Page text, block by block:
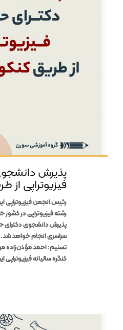
پذیرش
فیزیوتراپی از
رئیس انجمن فیزیوتراپی
رشته فیزیوتراپی در کشور
پذیرش دانشجوی دکترای
سراسری انجام خواهد شد.
کنگره سالیانه فیزیوتراپی